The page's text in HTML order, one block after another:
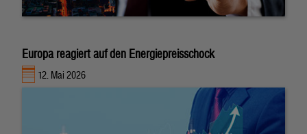
Europa reagiert auf den Energiepreisschock
12. Mai 2026